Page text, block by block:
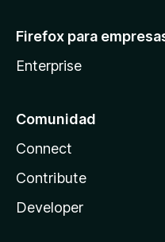
Firefox para
Enterprise
Comunidad
Connect
Contribute
Developer